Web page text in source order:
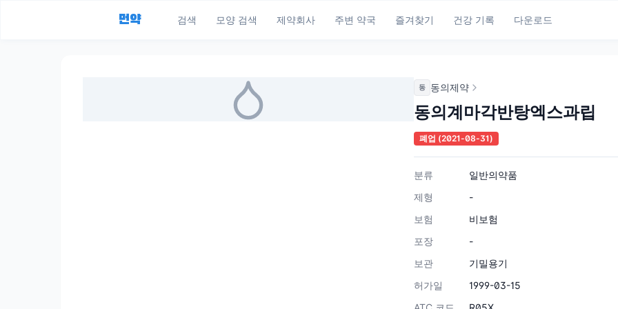
먼약 검색 모양 검색 제약회사 주변 약국 즐겨찾기 건강 기록 다운로드
동 동의제약
동의계마각반탕엑스과립
폐업 (2021-08-31)
분류
일반의약품
제형
-
보험
비보험
포장
-
보관
기밀용기
허가일
1999-03-15